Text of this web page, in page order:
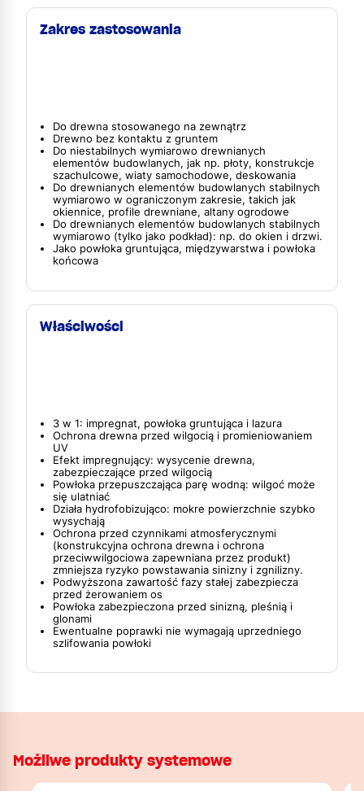
Zakres zastosowania
Do drewna stosowanego na zewnątrz
Drewno bez kontaktu z gruntem
Do niestabilnych wymiarowo drewnianych
elementów budowlanych, jak np. płoty, konstrukcje
szachulcowe, wiaty samochodowe, deskowania
Do drewnianych elementów budowlanych stabilnych
wymiarowo w ograniczonym zakresie, takich jak
okiennice, profile drewniane, altany ogrodowe
Do drewnianych elementów budowlanych stabilnych
wymiarowo (tylko jako podkład): np. do okien i drzwi.
Jako powłoka gruntująca, międzywarstwa i powłoka
końcowa
Właściwości
3 w 1: impregnat, powłoka gruntująca i lazura
Ochrona drewna przed wilgocią i promieniowaniem
UV
Efekt impregnujący: wysycenie drewna,
zabezpieczające przed wilgocią
Powłoka przepuszczająca parę wodną: wilgoć może
się ulatniać
Działa hydrofobizująco: mokre powierzchnie szybko
wysychają
Ochrona przed czynnikami atmosferycznymi
(konstrukcyjna ochrona drewna i ochrona
przeciwwilgociowa zapewniana przez produkt)
zmniejsza ryzyko powstawania sinizny i zgnilizny.
Podwyższona zawartość fazy stałej zabezpiecza
przed żerowaniem os
Powłoka zabezpieczona przed sinizną, pleśnią i
glonami
Ewentualne poprawki nie wymagają uprzedniego
szlifowania powłoki
Możliwe produkty systemowe